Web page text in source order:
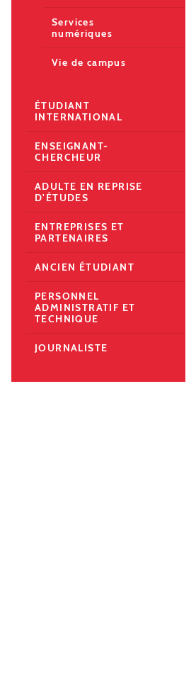
Services
numériques
Vie de campus
ÉTUDIANT
INTERNATIONAL
ENSEIGNANT-
CHERCHEUR
ADULTE EN REPRISE
D'ÉTUDES
ENTREPRISES ET
PARTENAIRES
ANCIEN ÉTUDIANT
PERSONNEL
ADMINISTRATIF ET
TECHNIQUE
JOURNALISTE